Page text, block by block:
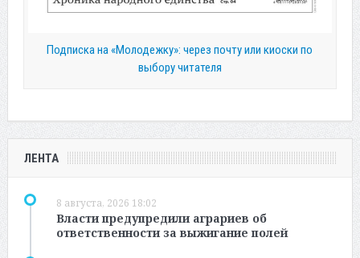
Подписка на «Молодежку»: через почту или киоски по
выбору читателя
ЛЕНТА
8 августа, 2026 18:02
Власти предупредили аграриев об
ответственности за выжигание полей